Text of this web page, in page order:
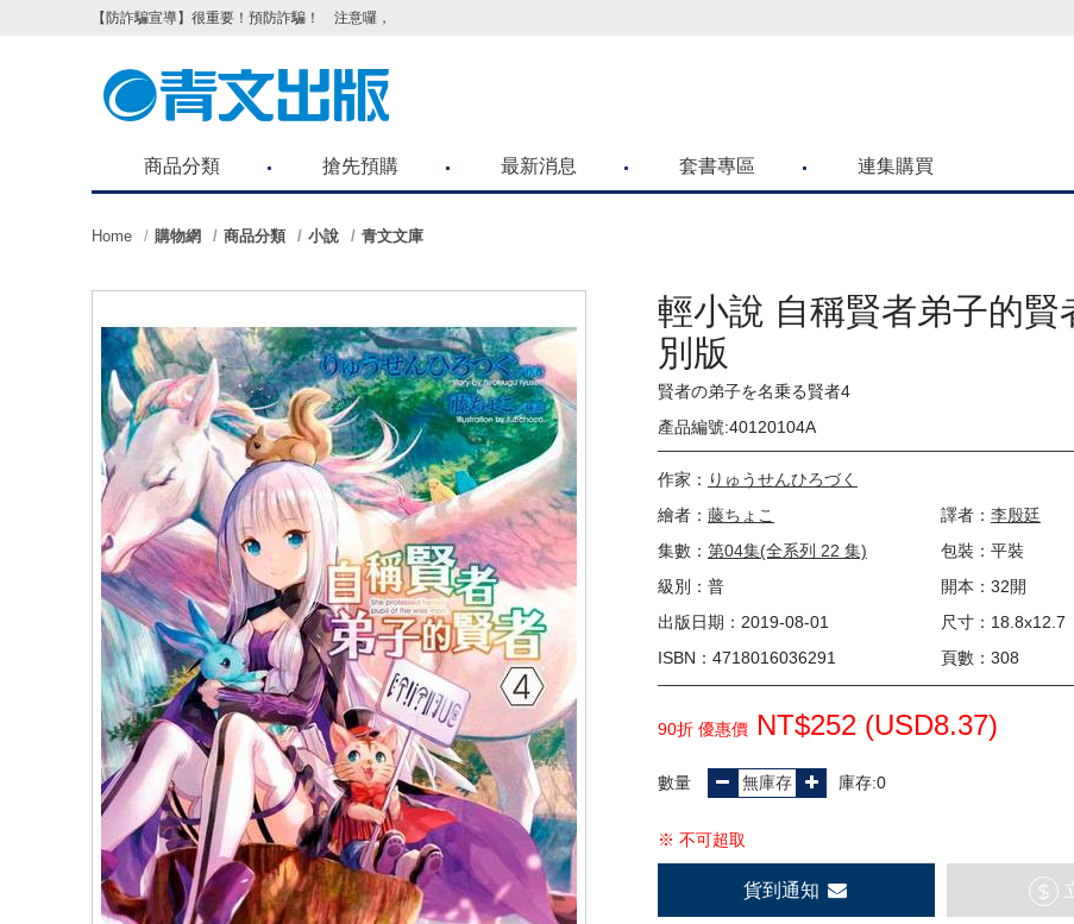
【防詐騙宣導】很重要！預防詐騙！ 注意囉，不要被騙了！請各位喜歡青文購物網的朋友們，提高警覺！
商品分類 搶先預購 最新消息 套書專區 連集購買
Home 購物網 商品分類 小說 青文文庫
輕小說 自稱賢者弟子的賢
別版
賢者の弟子を名乗る賢者4
產品編號:40120104A
作家： りゅうせんひろづく
繪者： 藤ちょこ 譯者： 李殷廷
集數： 第04集(全系列 22 集)
包裝：平裝
級別：普
開本：32開
出版日期：2019-08-01
尺寸：18.8x12.7
ISBN：4718016036291
頁數：308
90折 優惠價 NT$252 (USD8.37)
數量 庫存:0
※ 不可超取
貨到通知 $